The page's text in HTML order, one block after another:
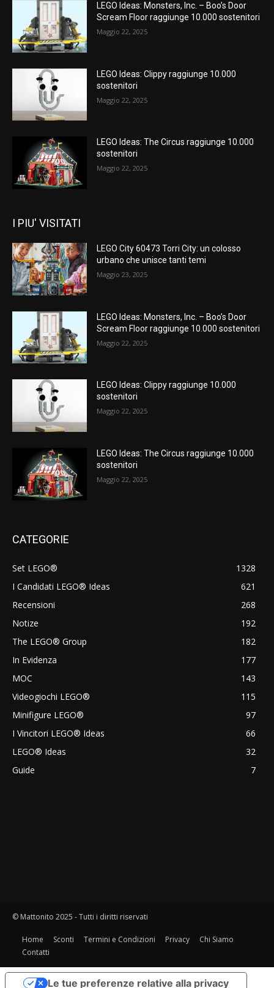
LEGO Ideas: Monsters, Inc. – Boo’s Door
Scream Floor raggiunge 10.000 sostenitori
Maggio 22, 2025
LEGO Ideas: Clippy raggiunge 10.000
sostenitori
Maggio 22, 2025
LEGO Ideas: The Circus raggiunge 10.000
sostenitori
Maggio 22, 2025
I PIU' VISITATI
LEGO City 60473 Torri City: un colosso
urbano che unisce tanti temi
Maggio 23, 2025
LEGO Ideas: Monsters, Inc. – Boo’s Door
Scream Floor raggiunge 10.000 sostenitori
Maggio 22, 2025
LEGO Ideas: Clippy raggiunge 10.000
sostenitori
Maggio 22, 2025
LEGO Ideas: The Circus raggiunge 10.000
sostenitori
Maggio 22, 2025
CATEGORIE
Set LEGO®
1328
I Candidati LEGO® Ideas
621
Recensioni
268
Notize
192
The LEGO® Group
182
In Evidenza
177
MOC
143
Videogiochi LEGO®
115
Minifigure LEGO®
97
I Vincitori LEGO® Ideas
66
LEGO® Ideas
32
Guide
7
© Mattonito 2025 - Tutti i diritti riservati
Home Sconti Termini e Condizioni Privacy
Chi Siamo
Contatti
Le tue preferenze relative alla privacy